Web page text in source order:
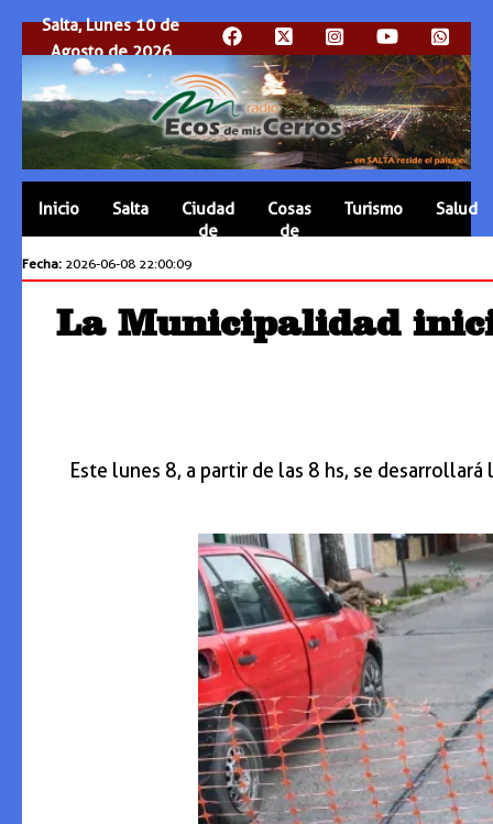
Salta, Lunes 10 de
Agosto de 2026
Inicio Salta
Ciudad
de
Cosas
de
Turismo Salud
Fecha: 2026-06-08 22:00:09
La Municipalidad
Este lunes 8, a partir de las 8 hs, se